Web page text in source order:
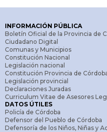
INFORMACIÓN PÚBLICA
Boletín Oficial de la Provincia de
Ciudadano Digital
Comunas y Municipios
Constitución Nacional
Legislación nacional
Constitución Provincia de
Legislación provincial
Declaraciones Juradas
Curriculum Vitae de Asesores
DATOS ÚTILES
Policía de Córdoba
Defensor del Pueblo de Córdoba
Defensoría de los Niños, Niñas y